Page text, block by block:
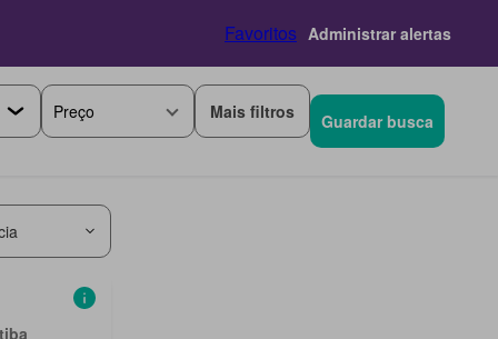
Favoritos Administrar alertas
Preço Mais filtros Guardar busca